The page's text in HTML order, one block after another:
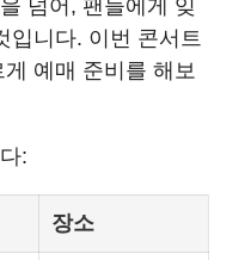
넘어, 팬들에게 잊
입니다. 이번 콘서트
예매 준비를 해보
:
장소